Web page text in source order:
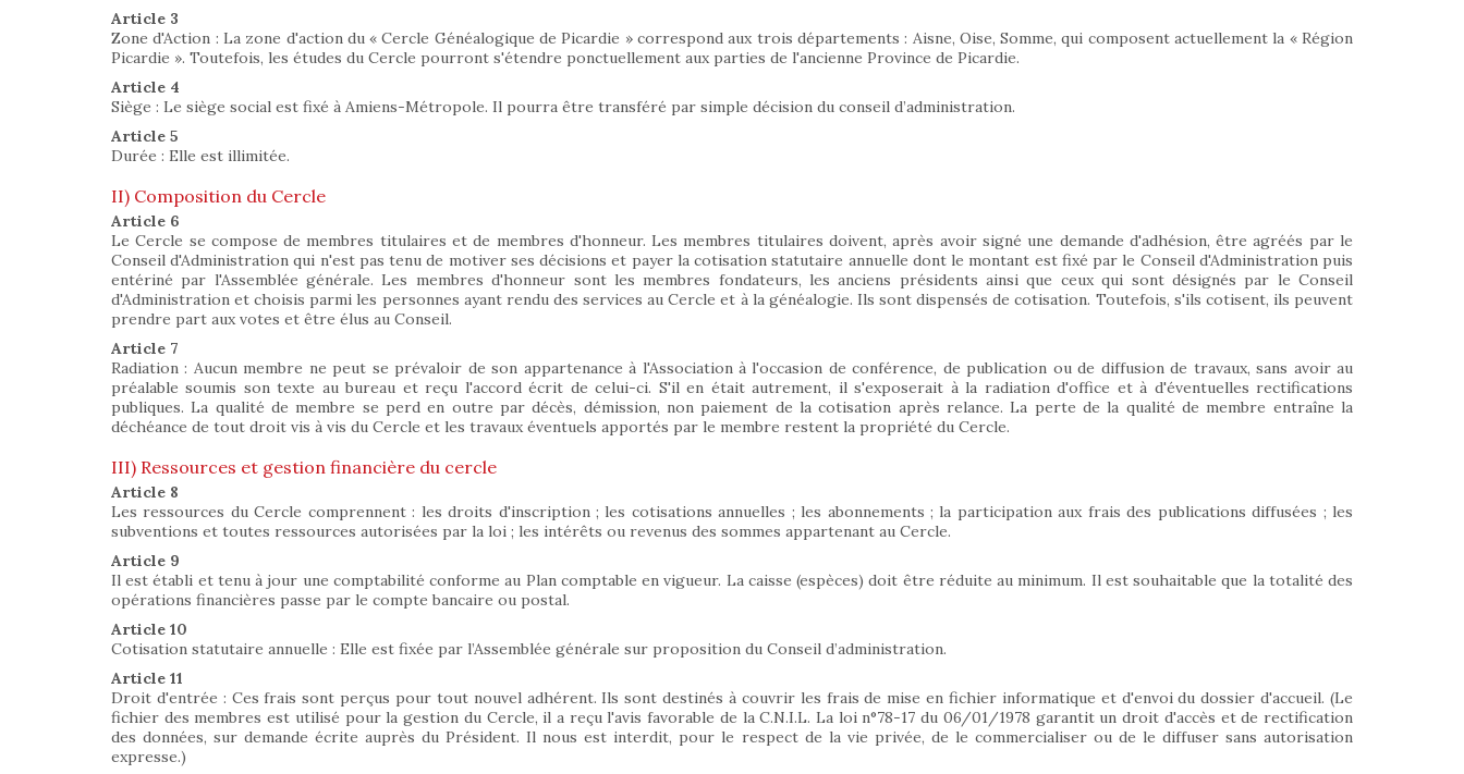
Article 3
Zone d'Action : La zone d'action du « Cercle Généalogique de Picardie » correspond aux trois départements : Aisne, Oise, Somme, qui composent actuellement la « Région
Picardie ». Toutefois, les études du Cercle pourront s'étendre ponctuellement aux parties de l'ancienne Province de Picardie.
Article 4
Siège : Le siège social est fixé à Amiens-Métropole. Il pourra être transféré par simple décision du conseil d’administration.
Article 5
Durée : Elle est illimitée.
II) Composition du Cercle
Article 6
Le Cercle se compose de membres titulaires et de membres d'honneur. Les membres titulaires doivent, après avoir signé une demande d'adhésion, être agréés par le
Conseil d'Administration qui n'est pas tenu de motiver ses décisions et payer la cotisation statutaire annuelle dont le montant est fixé par le Conseil d'Administration puis
entériné par l'Assemblée générale. Les membres d'honneur sont les membres fondateurs, les anciens présidents ainsi que ceux qui sont désignés par le Conseil
d'Administration et choisis parmi les personnes ayant rendu des services au Cercle et à la généalogie. Ils sont dispensés de cotisation. Toutefois, s'ils cotisent, ils peuvent
prendre part aux votes et être élus au Conseil.
Article 7
Radiation : Aucun membre ne peut se prévaloir de son appartenance à l'Association à l'occasion de conférence, de publication ou de diffusion de travaux, sans avoir au
préalable soumis son texte au bureau et reçu l'accord écrit de celui-ci. S'il en était autrement, il s'exposerait à la radiation d'office et à d'éventuelles rectifications
publiques. La qualité de membre se perd en outre par décès, démission, non paiement de la cotisation après relance. La perte de la qualité de membre entraîne la
déchéance de tout droit vis à vis du Cercle et les travaux éventuels apportés par le membre restent la propriété du Cercle.
III) Ressources et gestion financière du cercle
Article 8
Les ressources du Cercle comprennent : les droits d'inscription ; les cotisations annuelles ; les abonnements ; la participation aux frais des publications diffusées ; les
subventions et toutes ressources autorisées par la loi ; les intérêts ou revenus des sommes appartenant au Cercle.
Article 9
Il est établi et tenu à jour une comptabilité conforme au Plan comptable en vigueur. La caisse (espèces) doit être réduite au minimum. Il est souhaitable que la totalité des
opérations financières passe par le compte bancaire ou postal.
Article 10
Cotisation statutaire annuelle : Elle est fixée par l’Assemblée générale sur proposition du Conseil d’administration.
Article 11
Droit d'entrée : Ces frais sont perçus pour tout nouvel adhérent. Ils sont destinés à couvrir les frais de mise en fichier informatique et d'envoi du dossier d'accueil. (Le
fichier des membres est utilisé pour la gestion du Cercle, il a reçu l'avis favorable de la C.N.I.L. La loi n°78-17 du 06/01/1978 garantit un droit d'accès et de rectification
des données, sur demande écrite auprès du Président. Il nous est interdit, pour le respect de la vie privée, de le commercialiser ou de le diffuser sans autorisation
expresse.)